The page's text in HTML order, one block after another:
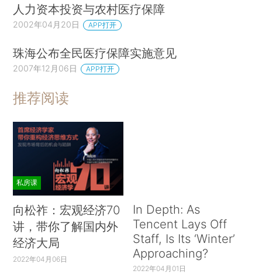
人力资本投资与农村医疗保障
2002年04月20日 APP打开
珠海公布全民医疗保障实施意见
2007年12月06日 APP打开
推荐阅读
私房课
向松祚：宏观经济70
讲，带你了解国内外
经济大局
2022年04月06日
In Depth: As
Tencent Lays Off
Staff, Is Its ‘Winter’
Approaching?
2022年04月01日